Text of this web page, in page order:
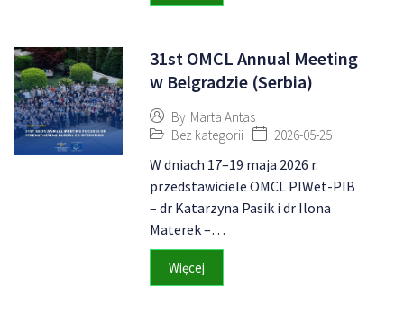
31st OMCL Annual Meeting
w Belgradzie (Serbia)
By Marta Antas
Bez kategorii
2026-05-25
W dniach 17–19 maja 2026 r.
przedstawiciele OMCL PIWet-PIB
– dr Katarzyna Pasik i dr Ilona
Materek –…
Więcej